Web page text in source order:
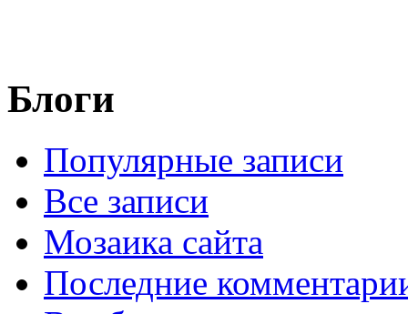
Блоги
Популярные записи
Все записи
Мозаика сайта
Последние